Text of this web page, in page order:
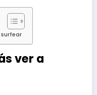
ver a